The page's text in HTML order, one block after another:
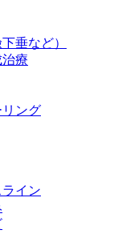
垂など）
療
リング
イン